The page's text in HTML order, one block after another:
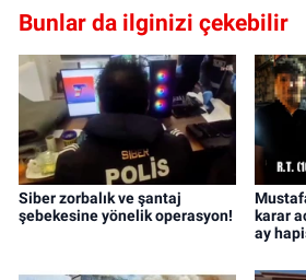
Bunlar da ilginizi çekebilir
Siber zorbalık ve şantaj
şebekesine yönelik operasyon!
karar
ay